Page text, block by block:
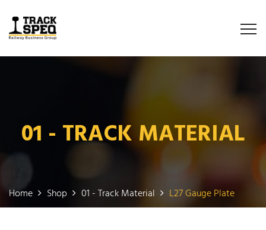
01 - TRACK MATERIAL
Home Shop 01 - Track Material L27 Gauge Plate